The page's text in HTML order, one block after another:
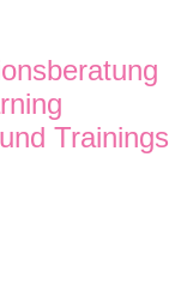
Trainings